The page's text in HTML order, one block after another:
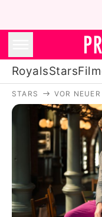
RoyalsStars
STARS VOR